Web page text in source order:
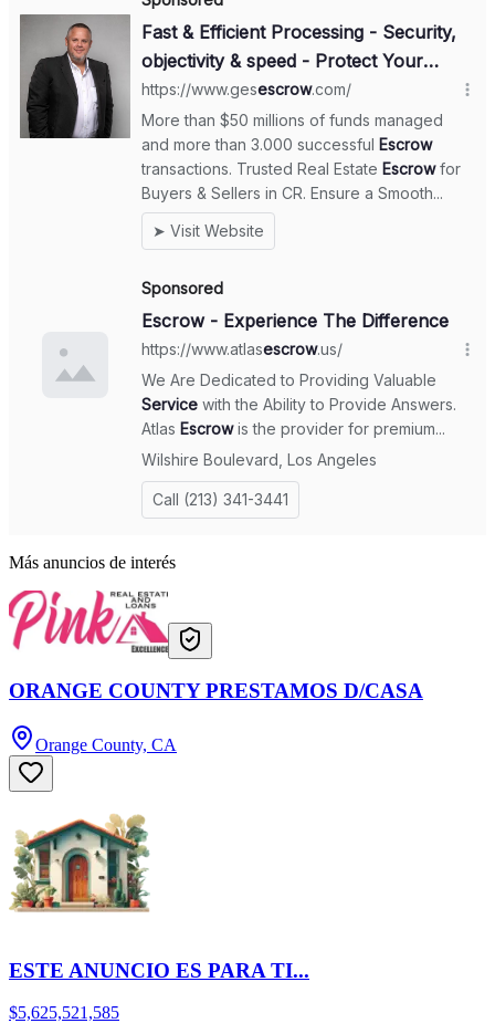
Más anuncios de interés
ORANGE COUNTY PRESTAMOS D/CASA
Orange County, CA
ESTE ANUNCIO ES PARA TI...
$5,625,521,585